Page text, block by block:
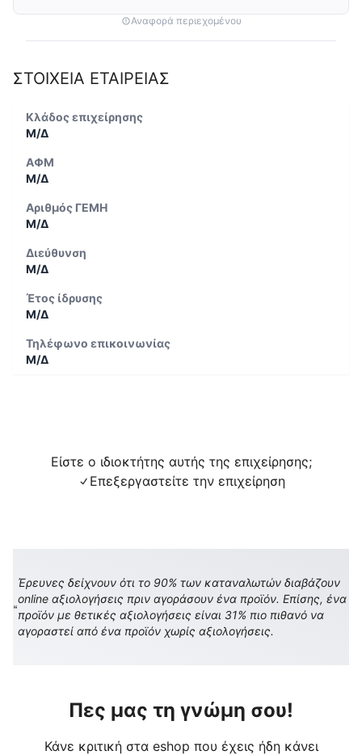
Αναφορά περιεχομένου
ΣΤΟΙΧΕΙΑ ΕΤΑΙΡΕΙΑΣ
Κλάδος επιχείρησης
Μ/Δ
ΑΦΜ
Μ/Δ
Αριθμός ΓΕΜΗ
Μ/Δ
Διεύθυνση
Μ/Δ
Έτος ίδρυσης
Μ/Δ
Τηλέφωνο επικοινωνίας
Μ/Δ
Είστε ο ιδιοκτήτης αυτής της επιχείρησης;
Επεξεργαστείτε την επιχείρηση
Έρευνες δείχνουν ότι το 90% των καταναλωτών διαβάζουν
online αξιολογήσεις πριν αγοράσουν ένα προϊόν. Επίσης, ένα
προϊόν με θετικές αξιολογήσεις είναι 31% πιο πιθανό να
αγοραστεί από ένα προϊόν χωρίς αξιολογήσεις.
Πες μας τη γνώμη σου!
Κάνε κριτική στα eshop που έχεις ήδη κάνει